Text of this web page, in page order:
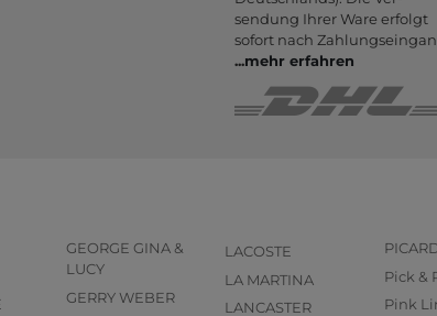
sendung Ihrer Ware er­folgt
sofort nach
...mehr erfahren
GEORGE GINA &
LUCY
GERRY WEBER
LACOSTE
LA MARTINA
LANCASTER
Pick &
Pink